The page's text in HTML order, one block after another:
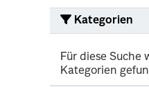
Kategorien
Für diese Suche
Kategorien